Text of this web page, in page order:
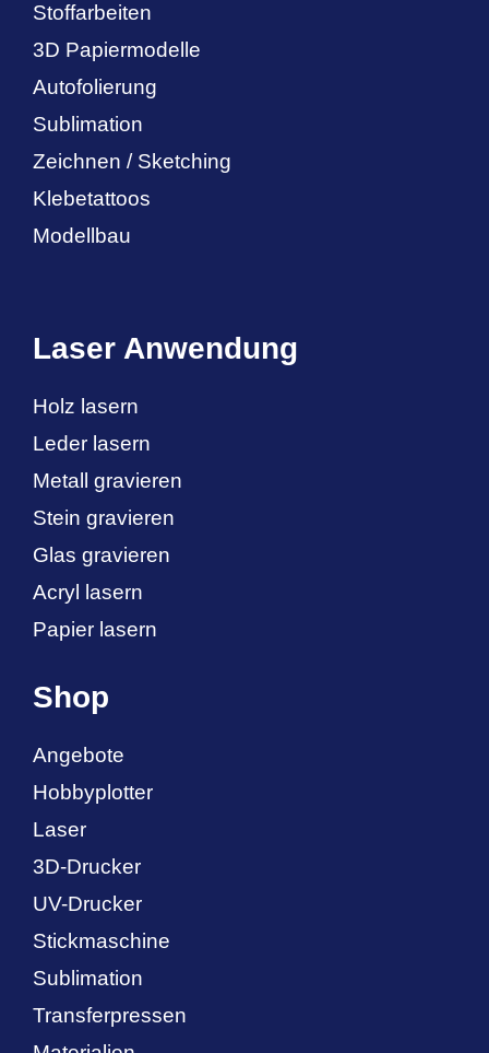
Stoffarbeiten
3D Papiermodelle
Autofolierung
Sublimation
Zeichnen / Sketching
Klebetattoos
Modellbau
Laser Anwendung
Holz lasern
Leder lasern
Metall gravieren
Stein gravieren
Glas gravieren
Acryl lasern
Papier lasern
Shop
Angebote
Hobbyplotter
Laser
3D-Drucker
UV-Drucker
Stickmaschine
Sublimation
Transferpressen